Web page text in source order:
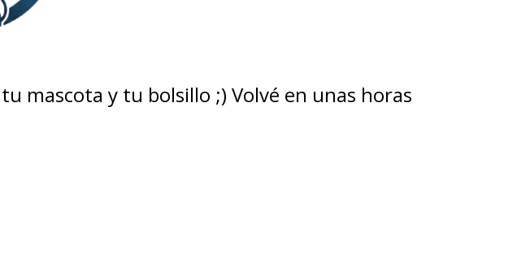
mascota y tu bolsillo ;) Volvé en unas horas